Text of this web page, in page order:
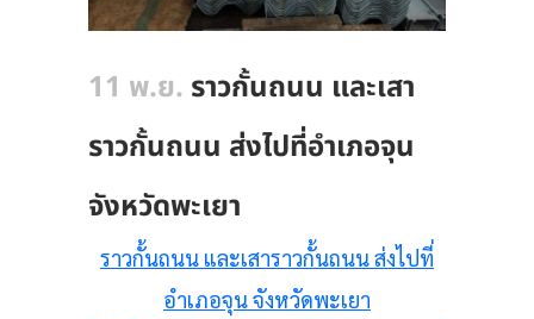
11 พ.ย. ราวกั้นถนน และเสา
ราวกั้นถนน ส่งไปที่อำเภอจุน
จังหวัดพะเยา
ราวกั้นถนน และเสาราวกั้นถนน ส่งไปที่
อำเภอจุน จังหวัดพะเยา